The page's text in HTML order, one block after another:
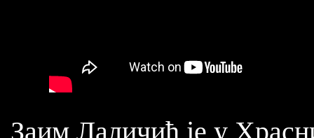
Заим Лаличић је у